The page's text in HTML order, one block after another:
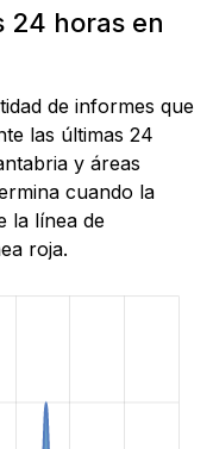
24 horas en
de informes que
las últimas 24
y áreas
cuando la
la línea de
roja.